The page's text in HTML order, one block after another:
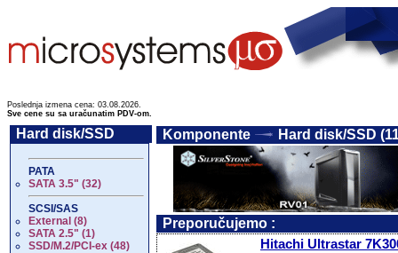
Poslednja izmena cena: 03.08.2026.
Sve cene su sa uračunatim PDV-om.
Hard disk/SSD
PATA
SATA 3.5" (32)
SCSI/SAS
External (8)
SATA 2.5" (1)
SSD/M.2/PCI-ex (48)
Komponente Hard disk/SSD
Preporučujemo :
Hitachi Ultrastar